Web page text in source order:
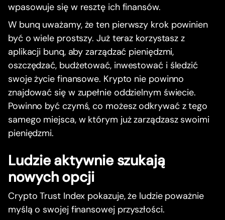
wpasowuje się w resztę ich finansów.
W bunq uważamy, że ten pierwszy krok powinien
być o wiele prostszy. Już teraz korzystasz z
aplikacji bunq, aby zarządzać pieniędzmi,
oszczędzać, budżetować, inwestować i śledzić
swoje życie finansowe. Krypto nie powinno
znajdować się w zupełnie oddzielnym świecie.
Powinno być czymś, co możesz odkrywać z tego
samego miejsca, w którym już zarządzasz swoimi
pieniędzmi.
Ludzie aktywnie szukają
nowych opcji
Crypto Trust Index pokazuje, że ludzie poważnie
myślą o swojej finansowej przyszłości.